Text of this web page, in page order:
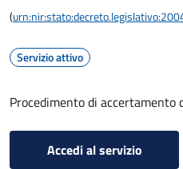
(
Servizio attivo
Procedimento di accertamento
Accedi al servizio